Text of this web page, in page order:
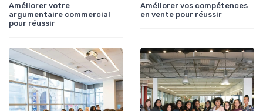
Améliorer votre
argumentaire commercial
pour réussir
Améliorer vos compétences
en vente pour réussir